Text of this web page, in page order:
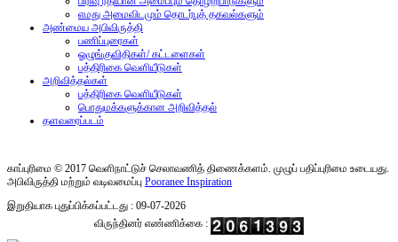
எமது அமைவிடமும் தொடர்புத் தகவல்களும்
அண்மைய அபிவிருத்தி
பணிப்புரைகள்
ஓழுங்குவிதிகள்/ கட்டளைகள்
பத்திரிகை வெளியீடுகள்
அறிவித்தல்கள்
பத்திரிகை வெளியீடுகள்
பொதுமக்களுக்கான அறிவித்தல்
தளவரைப்படம்
காப்புரிமை © 2017 வெளிநாட்டுச் செலாவணித் திணைக்களம். முழுப் பதிப்புரிமை உடையது.
அபிவிருத்தி மற்றும் வடிவமைப்பு Pooranee Inspiration
இறுதியாக புதுப்பிக்கப்பட்டது : 09-07-2026
விருந்தினர் எண்ணிக்கை :